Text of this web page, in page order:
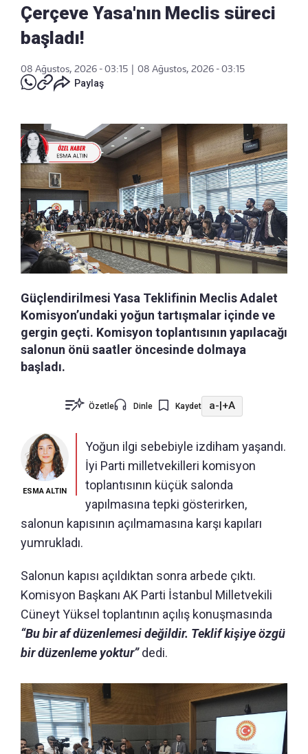
Çerçeve Yasa'nın Meclis süreci
başladı!
08 Ağustos, 2026 - 03:15
08 Ağustos, 2026 - 03:15
Paylaş
Güçlendirilmesi Yasa Teklifinin Meclis Adalet
Komisyon’undaki yoğun tartışmalar içinde ve
gergin geçti. Komisyon toplantısının yapılacağı
salonun önü saatler öncesinde dolmaya
başladı.
Özetle Dinle Kaydet a- +A
ESMA ALTIN
Yoğun ilgi sebebiyle izdiham yaşandı.
İyi Parti milletvekilleri komisyon
toplantısının küçük salonda
yapılmasına tepki gösterirken,
salonun kapısının açılmamasına karşı kapıları
yumrukladı.
Salonun kapısı açıldıktan sonra arbede çıktı.
Komisyon Başkanı AK Parti İstanbul Milletvekili
Cüneyt Yüksel toplantının açılış konuşmasında
“Bu bir af düzenlemesi değildir. Teklif kişiye özgü
bir düzenleme yoktur”dedi.